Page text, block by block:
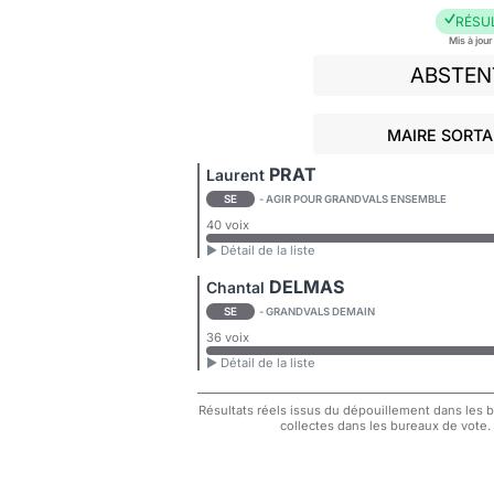
Mis à
MAIRE
Laurent PRAT
SE - AGIR POUR GRANDVALS ENSEMBLE
40 voix
► Détail de la liste
Chantal DELMAS
SE - GRANDVALS DEMAIN
36 voix
► Détail de la liste
Résultats réels issus du dépouillement dans les
collectes dans les bureaux de